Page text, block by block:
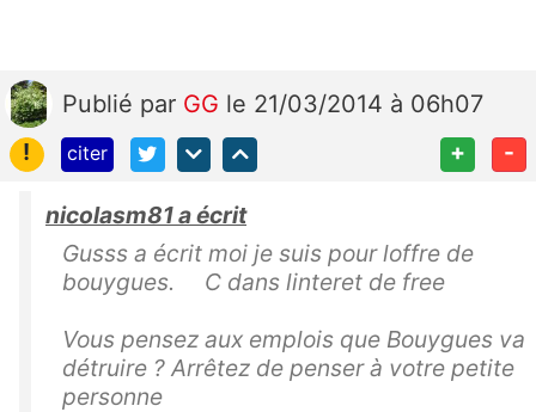
Publié par GG le 21/03/2014 à 06h07
!
citer + -
nicolasm81 a écrit
Gusss a écrit moi je suis pour loffre de
bouygues. C dans linteret de free
Vous pensez aux emplois que Bouygues va
détruire ? Arrêtez de penser à votre petite
personne